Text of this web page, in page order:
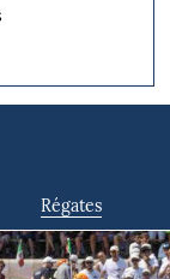
Régates